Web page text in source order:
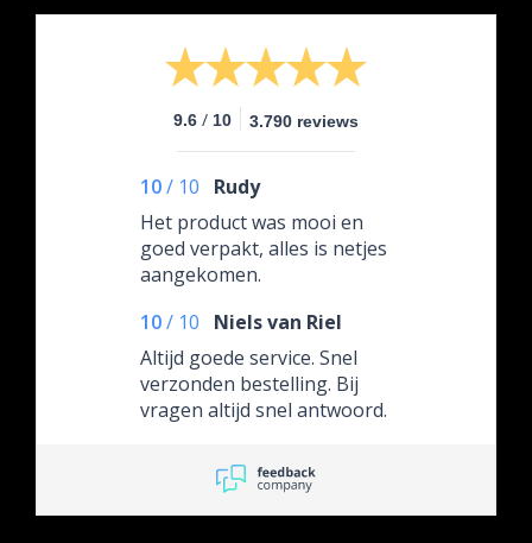
9.6 / 10 3.790 reviews
10/ 10
Rudy
Het product was mooi en
goed verpakt, alles is netjes
aangekomen.
10/ 10
Niels van Riel
Altijd goede service. Snel
verzonden bestelling. Bij
vragen altijd snel antwoord.